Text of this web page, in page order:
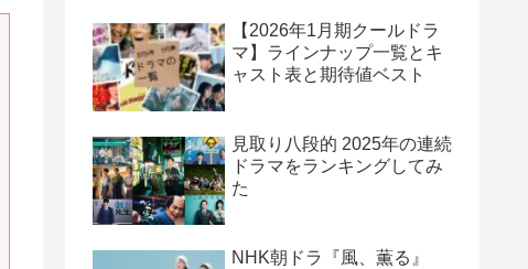
【2026年1月期クールドラ
マ】ラインナップ一覧とキ
ャスト表と期待値ベスト
見取り八段的 2025年の連続
ドラマをランキングしてみ
た
NHK朝ドラ『風、薫る』